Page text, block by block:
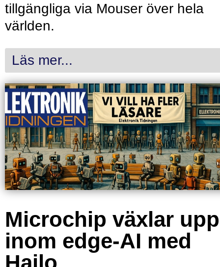
tillgängliga via Mouser över hela
världen.
Läs mer...
Microchip växlar upp
inom edge-AI med